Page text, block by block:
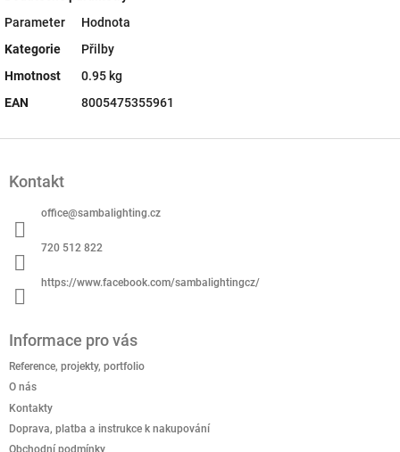
Parameter
Hodnota
Kategorie
Přilby
Hmotnost
0.95 kg
EAN
8005475355961
Kontakt
office@sambalighting.cz
720 512 822
https://www.facebook.com/sambalightingcz/
Informace pro vás
Reference, projekty, portfolio
O nás
Kontakty
Doprava, platba a instrukce k nakupování